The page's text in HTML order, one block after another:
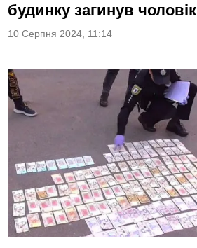
будинку загинув чоловік
10 Серпня 2024, 11:14